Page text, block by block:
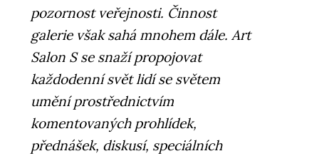
pozornost veřejnosti. Činnost
galerie však sahá mnohem dále. Art
Salon S se snaží propojovat
každodenní svět lidí se světem
umění prostřednictvím
komentovaných prohlídek,
přednášek, diskusí, speciálních